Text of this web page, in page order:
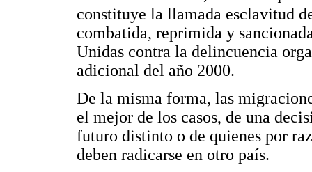
constituye la llamada esclavitud
combatida, reprimida y
Unidas contra la delincuencia
adicional del año 2000.
De la misma forma, las
el mejor de los casos, de una
futuro distinto o de quienes por
deben radicarse en otro país.